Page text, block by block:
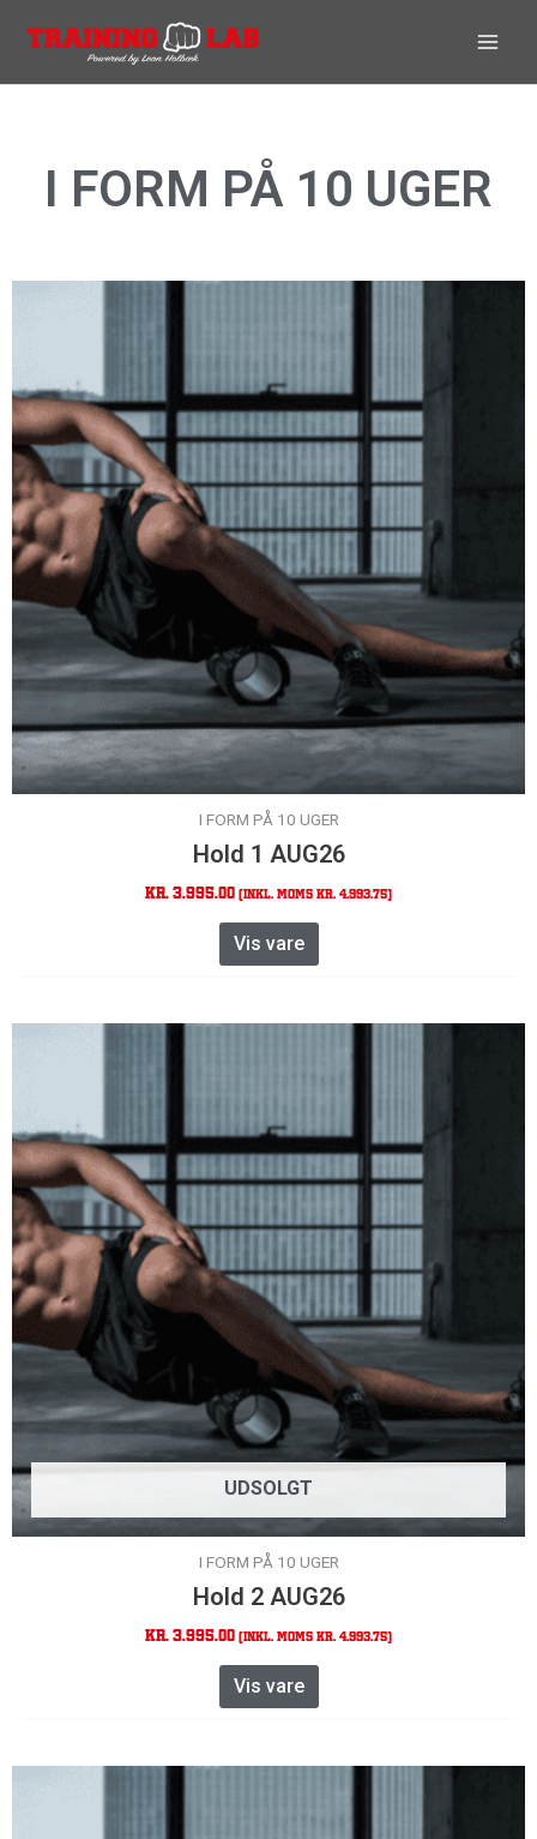
indholdet
I FORM PÅ 10 UGER
I FORM PÅ 10 UGER
Hold 1 AUG26
kr. 3.995,00 (Inkl. moms kr. 4.993,75)
Vis vare
UDSOLGT
I FORM PÅ 10 UGER
Hold 2 AUG26
kr. 3.995,00 (Inkl. moms kr. 4.993,75)
Vis vare